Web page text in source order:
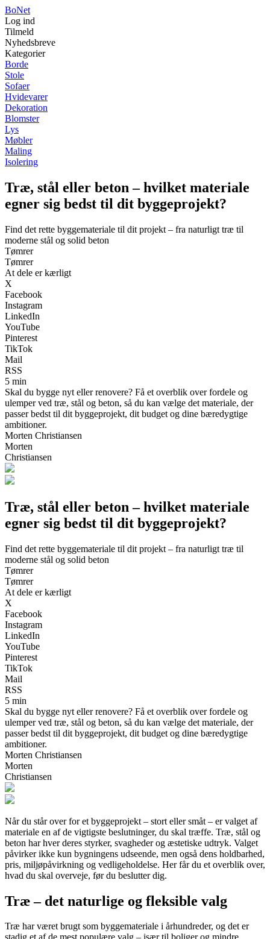
BoNet
Log ind
Tilmeld
Nyhedsbreve
Kategorier
Borde
Stole
Sofaer
Hvidevarer
Dekoration
Blomster
Lys
Møbler
Maling
Isolering
Træ, stål eller beton – hvilket materiale
egner sig bedst til dit byggeprojekt?
Find det rette byggemateriale til dit projekt – fra naturligt træ til
moderne stål og solid beton
Tømrer
Tømrer
At dele er kærligt
X
Facebook
Instagram
LinkedIn
YouTube
Pinterest
TikTok
Mail
RSS
5 min
Skal du bygge nyt eller renovere? Få et overblik over fordele og
ulemper ved træ, stål og beton, så du kan vælge det materiale, der
passer bedst til dit byggeprojekt, dit budget og dine bæredygtige
ambitioner.
Morten Christiansen
Morten
Christiansen
Træ, stål eller beton – hvilket materiale
egner sig bedst til dit byggeprojekt?
Find det rette byggemateriale til dit projekt – fra naturligt træ til
moderne stål og solid beton
Tømrer
Tømrer
At dele er kærligt
X
Facebook
Instagram
LinkedIn
YouTube
Pinterest
TikTok
Mail
RSS
5 min
Skal du bygge nyt eller renovere? Få et overblik over fordele og
ulemper ved træ, stål og beton, så du kan vælge det materiale, der
passer bedst til dit byggeprojekt, dit budget og dine bæredygtige
ambitioner.
Morten Christiansen
Morten
Christiansen
Når du står over for et byggeprojekt – stort eller småt – er valget af
materiale en af de vigtigste beslutninger, du skal træffe. Træ, stål og
beton har hver deres styrker, svagheder og æstetiske udtryk. Valget
påvirker ikke kun bygningens udseende, men også dens holdbarhed,
pris, miljøpåvirkning og vedligeholdelse. Her får du et overblik over,
hvad du skal overveje, før du beslutter dig.
Træ – det naturlige og fleksible valg
Træ har været brugt som byggemateriale i århundreder, og det er